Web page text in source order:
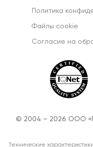
Политика
Файлы cookie
Согласиe на
© 2004 – 2026 ООО
Технические